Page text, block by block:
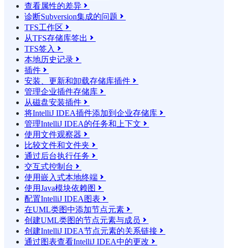
查看属性的差异 
诊断Subversion集成的问题 
TFS工作区 
从TFS存储库签出 
TFS签入 
本地历史记录 
插件 
安装、更新和卸载存储库插件 
管理企业插件存储库 
从磁盘安装插件 
将IntelliJ IDEA插件添加到企业存储库 
管理IntelliJ IDEA的任务和上下文 
使用文件观察器 
比较文件和文件夹 
通过后台执行任务 
交互式控制台 
使用嵌入式本地终端 
使用Java模块依赖图 
配置IntelliJ IDEA图表 
在UML类图中添加节点元素 
创建UML类图的节点元素与成员 
创建IntelliJ IDEA节点元素的关系链接 
通过图表查看IntelliJ IDEA中的更改 